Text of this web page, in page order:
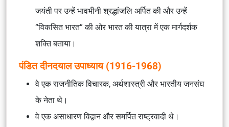
जयंती पर उन्हें भावभीनी श्रद्धांजलि अर्पित की और उन्हें
“विकसित भारत” की ओर भारत की यात्रा में एक मार्गदर्शक
शक्ति बताया।
पंडित दीनदयाल उपाध्याय (1916-1968)
वे एक राजनीतिक विचारक, अर्थशास्त्री और भारतीय जनसंघ
के नेता थे।
वे एक असाधारण विद्वान और समर्पित राष्ट्रवादी थे।